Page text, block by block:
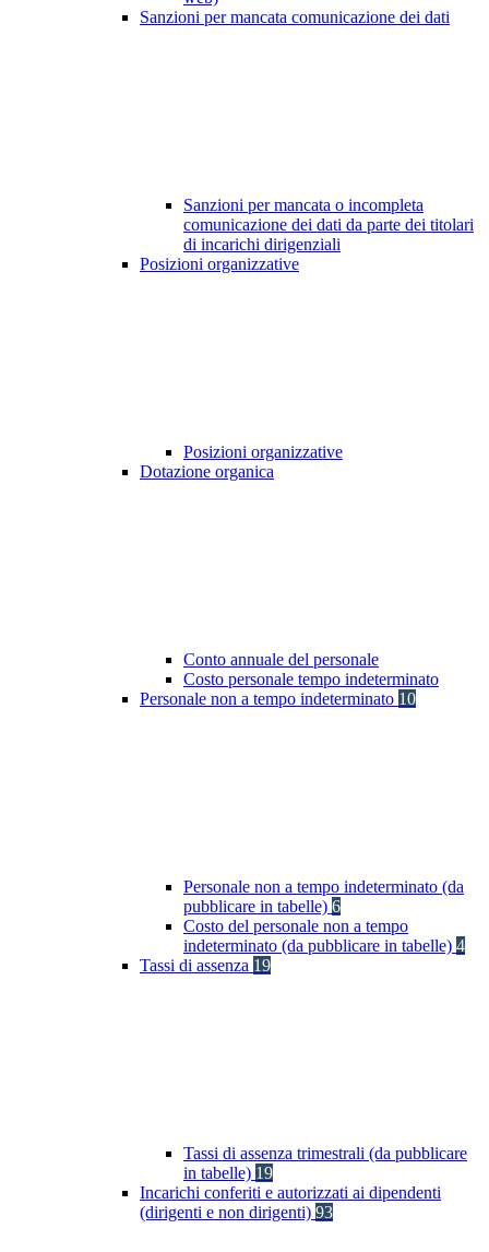
Sanzioni per mancata comunicazione dei dati
Sanzioni per mancata o incompleta
comunicazione dei dati da parte dei titolari
di incarichi dirigenziali
Posizioni organizzative
Posizioni organizzative
Dotazione organica
Conto annuale del personale
Costo personale tempo indeterminato
Personale non a tempo indeterminato 10
Personale non a tempo indeterminato (da
pubblicare in tabelle) 6
Costo del personale non a tempo
indeterminato (da pubblicare in tabelle) 4
Tassi di assenza 19
Tassi di assenza trimestrali (da pubblicare
in tabelle) 19
Incarichi conferiti e autorizzati ai dipendenti
(dirigenti e non dirigenti) 93